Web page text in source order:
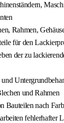
Rahmen,
für den
der zu
und
und Rahmen
Bauteilen nach
fehlerhafter